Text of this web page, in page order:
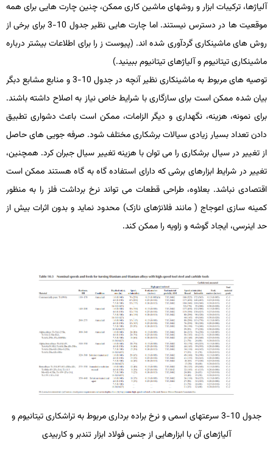
آلیاژها، ترکیبات ابزار و روش­های ماشین­ کاری ممکن، چنین چارت­ هایی برای همه
موقعیت­ ها در دسترس نیستند. اما چارت­ هایی نظیر جدول 10-3 برای برخی از
روش­ های ماشین­کاری گردآوری شده ­اند. (پیوست ز را برای اطلاعات بیشتر درباره
ماشین­کاری تیتانیوم و آلیاژهای تیتانیوم ببینید.)
توصیه­ های مربوط به ماشین­کاری نظیر آنچه در جدول 10-3 و منابع مشابع دبگر
بیان شده ممکن است برای سازگاری با شرایط خاص نیاز به اصلاح داشته باشند.
برای نمونه، هزینه، نگهداری و دیگر الزامات، ممکن است باعث دشواری تطبیق
دادن تعداد بسیار زیادی سیالات برشکاری مختلف شود. صرفه­ جویی ­های حاصل
از تغییر در سیال برشکاری را می ­توان با هزینه تغییر سیال جبران کرد. هم­چنین،
تغییر در شرایط ابزارهای برشی که دارای استفاده گاه به گاه هستند ممکن است
اقتصادی نباشد. بعلاوه، طراحی قطعات می­ تواند نرخ برداشت فلز را به منظور
کمینه ­سازی اعوجاج ( مانند فلانژهای نازک) محدود نماید و بدون اثرات بیش­ از
حد اینرسی، ایجاد گوشه­ و زاویه را ممکن کند.
جدول 10-3 سرعت­های اسمی و نرخ براده برداری مربوط به تراشکاری تیتانیوم و
آلیاژهای آن با ابزارهایی از جنس فولاد ابزار تندبر و کاربیدی